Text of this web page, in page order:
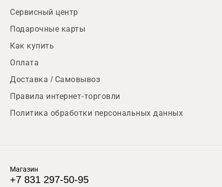
Сервисный центр
Подарочные карты
Как купить
Оплата
Доставка / Самовывоз
Правила интернет-торговли
Политика обработки персональных данных
Магазин
+7 831 297-50-95